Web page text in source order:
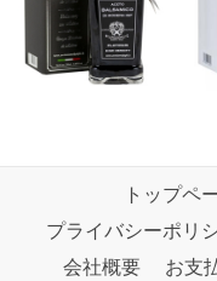
トップペ
プライバシーポリ
会社概要
お支